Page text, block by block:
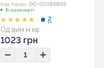
Код товару: 00-00189806
В наявності
Од вим:м.кв.
Розмір:30x80
2
1023 грн